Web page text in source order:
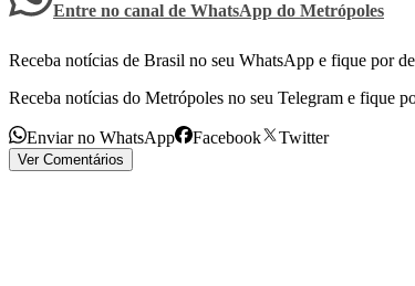
Entre no canal de WhatsApp do Metrópoles
Receba notícias de Brasil no seu WhatsApp e fique por
Receba notícias do Metrópoles no seu Telegram e fique
Enviar no WhatsApp Facebook Twitter
Ver Comentários